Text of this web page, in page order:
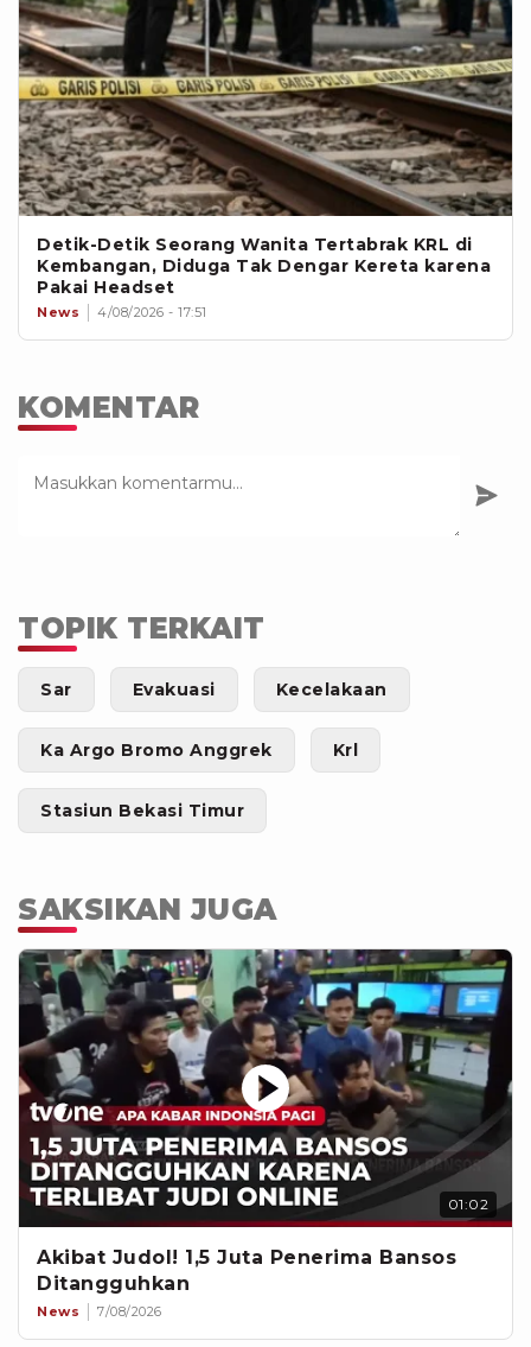
Detik-Detik Seorang Wanita Tertabrak KRL di
Kembangan, Diduga Tak Dengar Kereta karena
Pakai Headset
News 4/08/2026 - 17:51
KOMENTAR
TOPIK TERKAIT
Sar Evakuasi Kecelakaan
Ka Argo Bromo Anggrek Krl
Stasiun Bekasi Timur
SAKSIKAN JUGA
01:02
Akibat Judol! 1,5 Juta Penerima Bansos
Ditangguhkan
News 7/08/2026